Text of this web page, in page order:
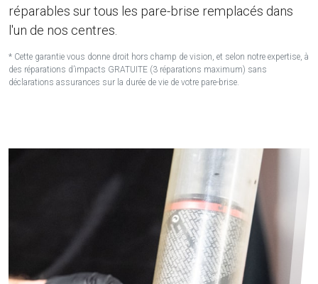
réparables sur tous les pare-brise remplacés dans
l'un de nos centres.
* Cette garantie vous donne droit hors champ de vision, et selon notre expertise, à
des réparations d’impacts GRATUITE (3 réparations maximum) sans
déclarations assurances sur la durée de vie de votre pare-brise.